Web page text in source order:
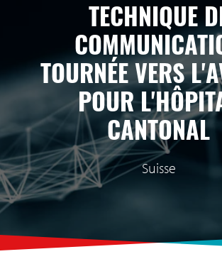
TECHNIQUE
TOURNÉE VERS
POUR
CANTONAL
Suisse